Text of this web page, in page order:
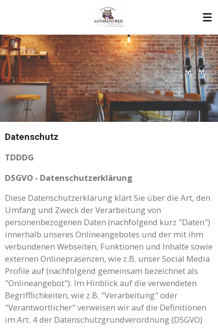
springen
Datenschutz
TDDDG
DSGVO - Datenschutzerklärung
Diese Datenschutzerklärung klärt Sie über die Art, den
Umfang und Zweck der Verarbeitung von
personenbezogenen Daten (nachfolgend kurz "Daten")
innerhalb unseres Onlineangebotes und der mit ihm
verbundenen Webseiten, Funktionen und Inhalte sowie
externen Onlinepräsenzen, wie z.B. unser Social Media
Profile auf (nachfolgend gemeinsam bezeichnet als
"Onlineangebot"). Im Hinblick auf die verwendeten
Begrifflichkeiten, wie z.B. "Verarbeitung" oder
"Verantwortlicher" verweisen wir auf die Definitionen
im Art. 4 der Datenschutzgrundverordnung (DSGVO)